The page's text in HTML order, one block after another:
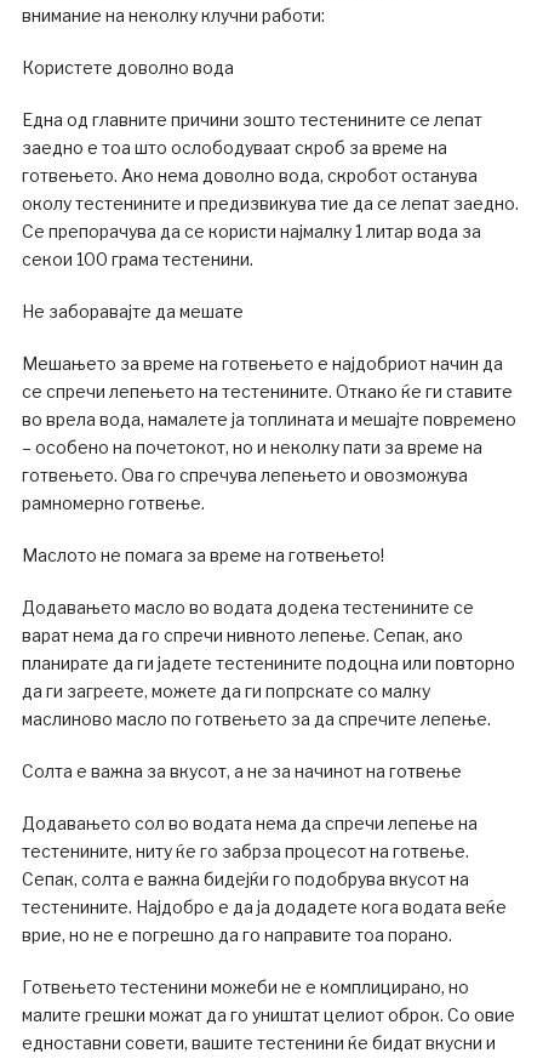
внимание на неколку клучни работи:
Користете доволно вода
Една од главните причини зошто тестенините се лепат
заедно е тоа што ослободуваат скроб за време на
готвењето. Ако нема доволно вода, скробот останува
околу тестенините и предизвикува тие да се лепат заедно.
Се препорачува да се користи најмалку 1 литар вода за
секои 100 грама тестенини.
Не заборавајте да мешате
Мешањето за време на готвењето е најдобриот начин да
се спречи лепењето на тестенините. Откако ќе ги ставите
во врела вода, намалете ја топлината и мешајте повремено
– особено на почетокот, но и неколку пати за време на
готвењето. Ова го спречува лепењето и овозможува
рамномерно готвење.
Маслото не помага за време на готвењето!
Додавањето масло во водата додека тестенините се
варат нема да го спречи нивното лепење. Сепак, ако
планирате да ги јадете тестенините подоцна или повторно
да ги загреете, можете да ги попрскате со малку
маслиново масло по готвењето за да спречите лепење.
Солта е важна за вкусот, а не за начинот на готвење
Додавањето сол во водата нема да спречи лепење на
тестенините, ниту ќе го забрза процесот на готвење.
Сепак, солта е важна бидејќи го подобрува вкусот на
тестенините. Најдобро е да ја додадете кога водата веќе
врие, но не е погрешно да го направите тоа порано.
Готвењето тестенини можеби не е комплицирано, но
малите грешки можат да го уништат целиот оброк. Со овие
едноставни совети, вашите тестенини ќе бидат вкусни и